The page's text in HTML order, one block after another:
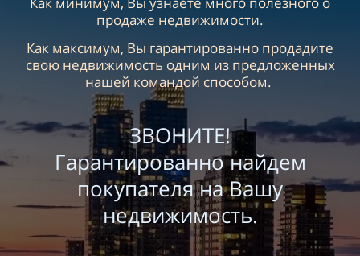
продаже недвижимости.
Как максимум, Вы гарантированно продадите
свою недвижимость одним из предложенных
нашей командой способом.
ЗВОНИТЕ!
Гарантированно найдем
покупателя на Вашу
недвижимость.